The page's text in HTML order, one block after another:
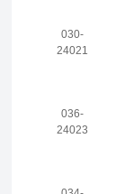
030-
24021
036-
24023